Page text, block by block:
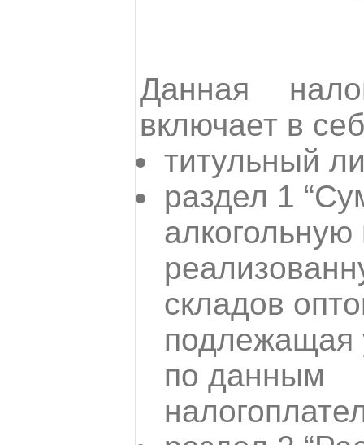
Данная
включает в
титульный
раздел 1
складов
подлежащая
по данным